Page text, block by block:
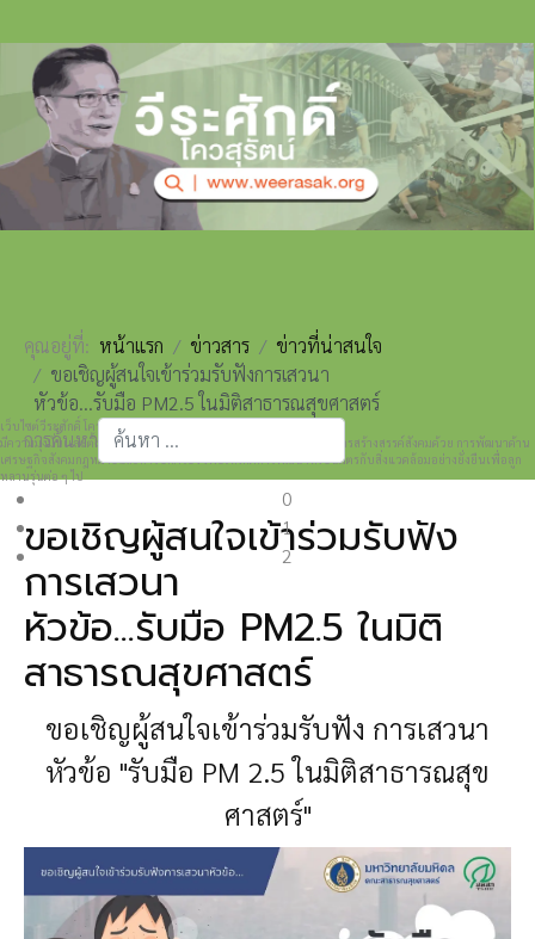
เว็บไซต์วีระศักดิ์ โควสุรัตน์ www.weerasak.org
มีความมุ่งมั่นเเละตั้งใจในการเผยแพร่เรื่องราวความรู้ความเข้าใจในการสร้างสรรค์สังคมด้วย การพัฒนาด้าน
เศรษฐกิจสังคมกฎหมายและการปกครอง เพื่อให้เกิดการพัฒนาที่เป็นมิตรกับสิ่งแวดล้อมอย่างยั่งยืนเพื่อลูก
หลานรุ่นต่อ ๆ ไป
0
1
2
คุณอยู่ที่: หน้าแรก ข่าวสาร
ข่าวที่น่าสนใจ
ขอเชิญผู้สนใจเข้าร่วมรับฟังการเสวนา
หัวข้อ...รับมือ PM2.5 ในมิติสาธารณสุขศาสตร์
การค้นหา
Type 2 or more characters for results.
ขอเชิญผู้สนใจเข้าร่วมรับฟัง
การเสวนา
หัวข้อ...รับมือ PM2.5 ในมิติ
สาธารณสุขศาสตร์
ขอเชิญผู้สนใจเข้าร่วมรับฟัง การเสวนา
หัวข้อ "รับมือ PM 2.5 ในมิติสาธารณสุข
ศาสตร์"